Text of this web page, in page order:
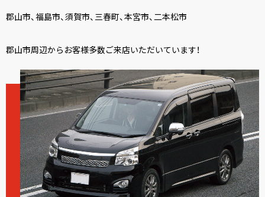
郡山市、福島市、須賀市、三春町、本宮市、二本松市
郡山市周辺からお客様多数ご来店いただいています！